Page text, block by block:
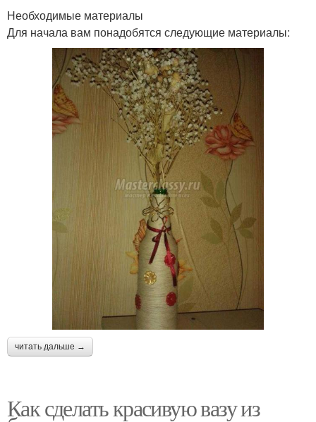
Необходимые материалы
Для начала вам понадобятся следующие материалы:
читать дальше →
Как сделать красивую вазу из